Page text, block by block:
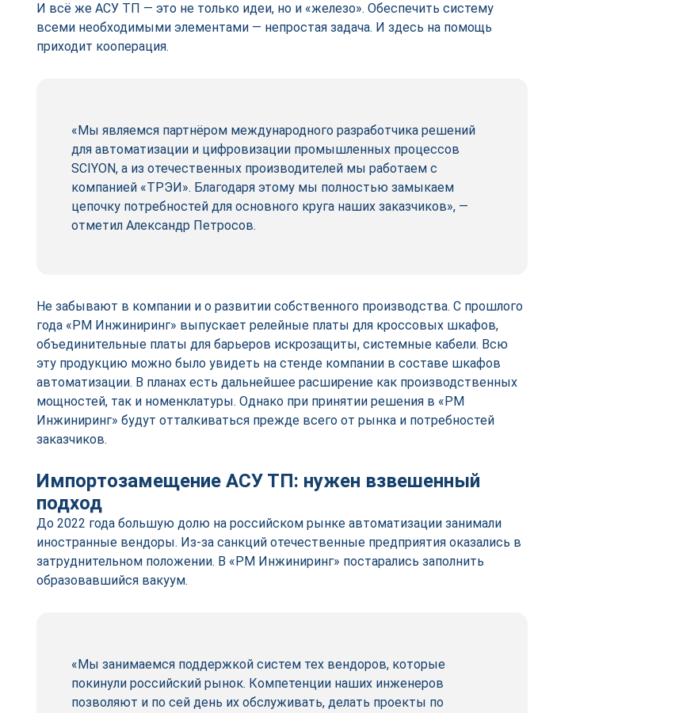
И всё же АСУ ТП — это не только идеи, но и «железо». Обеспечить систему
всеми необходимыми элементами — непростая задача. И здесь на помощь
приходит кооперация.
«Мы являемся партнёром международного разработчика решений
для автоматизации и цифровизации промышленных процессов
SCIYON, а из отечественных производителей мы работаем с
компанией «ТРЭИ». Благодаря этому мы полностью замыкаем
цепочку потребностей для основного круга наших заказчиков», —
отметил Александр Петросов.
Не забывают в компании и о развитии собственного производства. С прошлого
года «РМ Инжиниринг» выпускает релейные платы для кроссовых шкафов,
объединительные платы для барьеров искрозащиты, системные кабели. Всю
эту продукцию можно было увидеть на стенде компании в составе шкафов
автоматизации. В планах есть дальнейшее расширение как производственных
мощностей, так и номенклатуры. Однако при принятии решения в «РМ
Инжиниринг» будут отталкиваться прежде всего от рынка и потребностей
заказчиков.
Импортозамещение АСУ ТП: нужен взвешенный
подход
До 2022 года большую долю на российском рынке автоматизации занимали
иностранные вендоры. Из-за санкций отечественные предприятия оказались в
затруднительном положении. В «РМ Инжиниринг» постарались заполнить
образовавшийся вакуум.
«Мы занимаемся поддержкой систем тех вендоров, которые
покинули российский рынок. Компетенции наших инженеров
позволяют и по сей день их обслуживать, делать проекты по